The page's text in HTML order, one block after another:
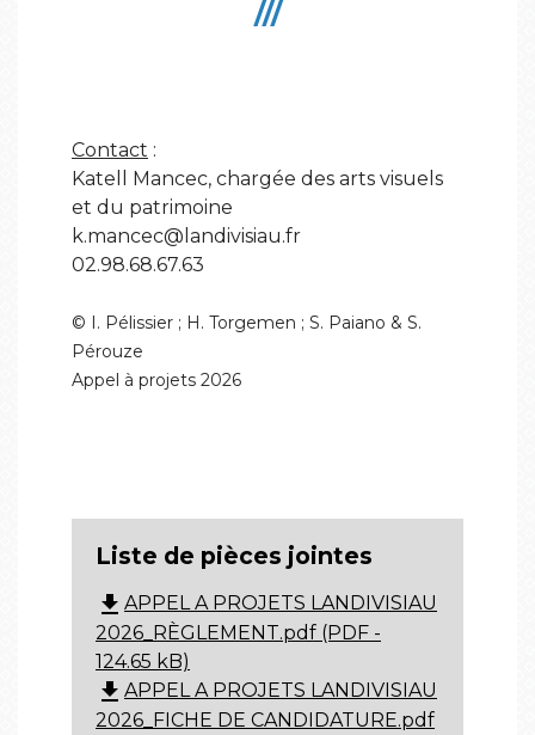
///
Contact :
Katell Mancec, chargée des arts visuels
et du patrimoine
k.mancec@landivisiau.fr
02.98.68.67.63
© I. Pélissier ; H. Torgemen ; S. Paiano & S.
Pérouze
Appel à projets 2026
Liste de pièces jointes
file_download APPEL A PROJETS LANDIVISIAU
2026_RÈGLEMENT.pdf (PDF -
124.65 kB)
file_download APPEL A PROJETS LANDIVISIAU
2026_FICHE DE CANDIDATURE.pdf